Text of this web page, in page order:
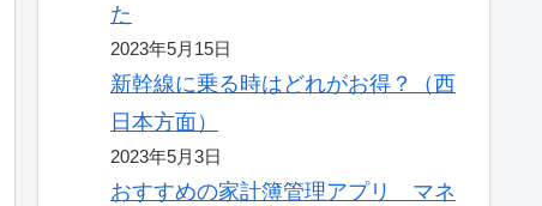
た
2023年5月15日
新幹線に乗る時はどれがお得？（西
日本方面）
2023年5月3日
おすすめの家計簿管理アプリ マネ